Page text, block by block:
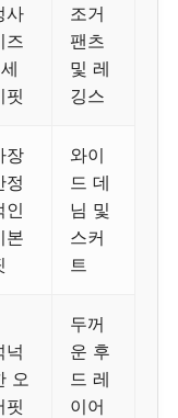
사
즈
핏
조거
팬츠
및 레
깅스
장
정
인
본
와이
드 데
님 및
스커
트
넉
오
핏
두꺼
운 후
드 레
이어